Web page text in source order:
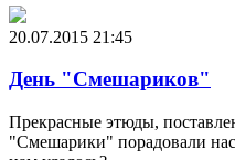
20.07.2015 21:45
День "Смешариков"
Прекрасные этюды,
"Смешарики" порадовали